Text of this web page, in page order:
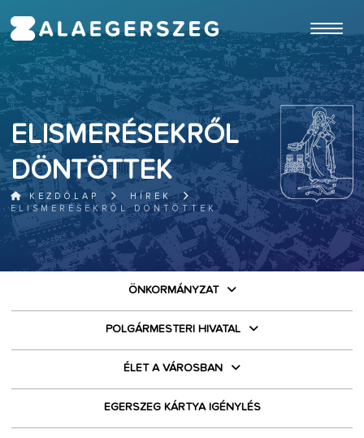
ELISMERÉSEKRŐL
DÖNTÖTTEK
KEZDŐLAP
HÍREK
ELISMERÉSEKRŐL DÖNTÖTTEK
ÖNKORMÁNYZAT
POLGÁRMESTERI HIVATAL
ÉLET A VÁROSBAN
EGERSZEG KÁRTYA IGÉNYLÉS